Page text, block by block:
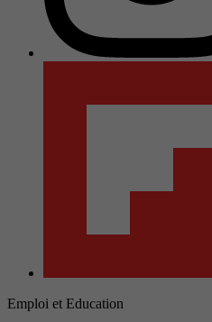
Emploi et Education